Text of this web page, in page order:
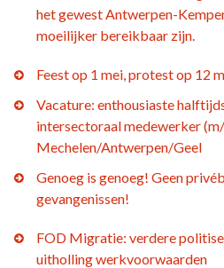
het gewest Antwerpen-
moeilijker bereikbaar zijn.
Feest op 1 mei, protest op 12
Vacature: enthousiaste
intersectoraal medewerker
Mechelen/Antwerpen/Geel
Genoeg is genoeg! Geen
gevangenissen!
FOD Migratie: verdere
uitholling werkvoorwaarden